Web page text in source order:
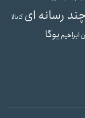
رسانه ای کابالا
ابراهیم یوگا